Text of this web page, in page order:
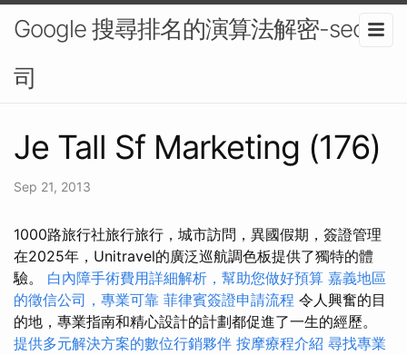
Google 搜尋排名的演算法解密-seo公
司
Je Tall Sf Marketing (176)
Sep 21, 2013
1000路旅行社旅行旅行，城市訪問，異國假期，簽證管理
在2025年，Unitravel的廣泛巡航調色板提供了獨特的體
驗。 白內障手術費用詳細解析，幫助您做好預算 嘉義地區
的徵信公司，專業可靠 菲律賓簽證申請流程 令人興奮的目
的地，專業指南和精心設計的計劃都促進了一生的經歷。
提供多元解決方案的數位行銷夥伴 按摩療程介紹 尋找專業